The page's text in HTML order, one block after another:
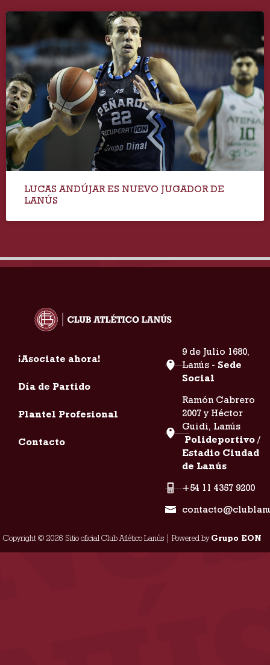
LUCAS ANDÚJAR ES NUEVO JUGADOR DE
LANÚS
¡Asociate ahora!
Día de Partido
Plantel Profesional
Contacto
9 de Julio 1680,
Lanús - Sede
Social
Ramón Cabrero
2007 y Héctor
Guidi, Lanús
Polideportivo /
Estadio Ciudad
de Lanús
+54 11 4357 9200
Copyright © 2026 Sitio oficial Club Atlético Lanús | Powered byGrupo EON